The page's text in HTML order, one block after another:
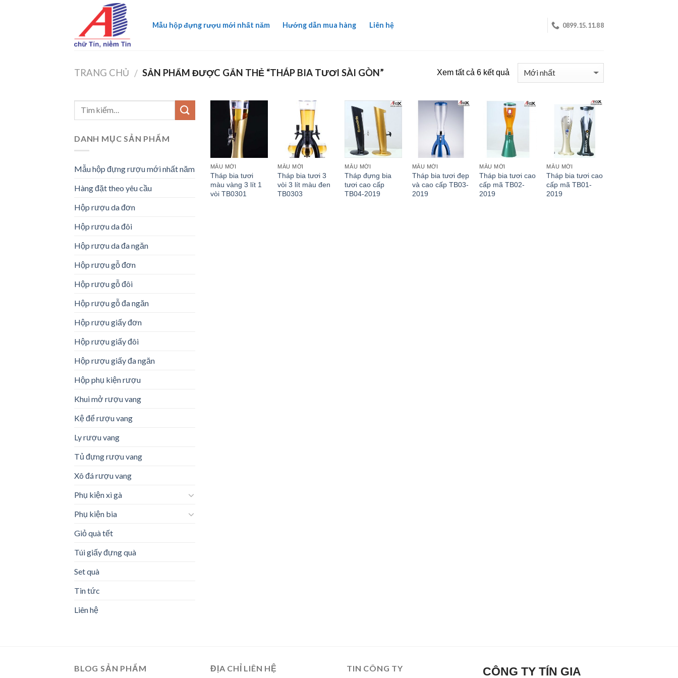
Mẫu hộp đựng rượu mới nhất năm Hướng dẫn mua hàng Liên hệ 0899.15.11.88
TRANG CHỦ / SẢN PHẨM ĐƯỢC GẮN THẺ “THÁP BIA TƯƠI SÀI GÒN” Xem tất cả 6 kết quả
DANH MỤC SẢN PHẨM
Mẫu hộp đựng rượu mới nhất năm
Hàng đặt theo yêu cầu
Hộp rượu da đơn
Hộp rượu da đôi
Hộp rượu da đa ngăn
Hộp rượu gỗ đơn
Hộp rượu gỗ đôi
Hộp rượu gỗ đa ngăn
Hộp rượu giấy đơn
Hộp rượu giấy đôi
Hộp rượu giấy đa ngăn
Hộp phụ kiện rượu
Khui mở rượu vang
Kệ để rượu vang
Ly rượu vang
Tủ đựng rượu vang
Xô đá rượu vang
Phụ kiện xì gà
Phụ kiện bia
Giỏ quà tết
Túi giấy đựng quà
Set quà
Tin tức
Liên hệ
MẪU MỚI
Tháp bia tươi
màu vàng 3 lít 1
vòi TB0301
MẪU MỚI
Tháp bia tươi 3
vòi 3 lít màu đen
TB0303
MẪU MỚI
Tháp đựng bia
tươi cao cấp
TB04-2019
MẪU MỚI
Tháp bia tươi đẹp
và cao cấp TB03-
2019
MẪU MỚI
Tháp bia tươi cao
cấp mã TB02-
2019
MẪU MỚI
Tháp bia tươi cao
cấp mã TB01-
2019
BLOG SẢN PHẨM ĐỊA CHỈ LIÊN HỆ TIN CÔNG TY CÔNG TY TÍN GIA